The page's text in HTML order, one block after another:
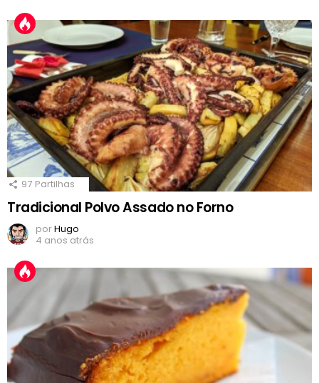
97 Partilhas
Tradicional Polvo Assado no Forno
porHugo
4 anos atrás